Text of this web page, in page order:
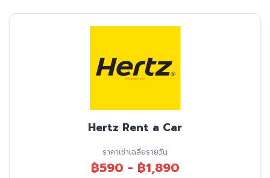
Hertz Rent a Car
ราคาเช่าเฉลี่ยรายวัน
฿590 - ฿1,890